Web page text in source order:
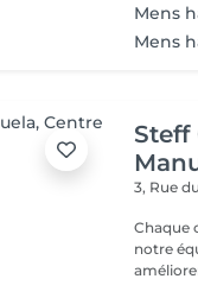
Mens
Mens
Steff
3, Rue
Chaque
notre